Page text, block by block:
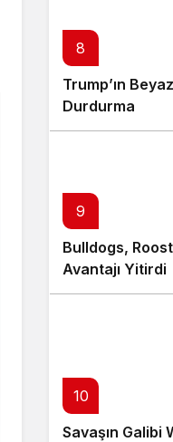
8
Trump’ın
Durdurma
9
Bulldogs,
Avantajı Yitirdi
10
Savaşın Galibi